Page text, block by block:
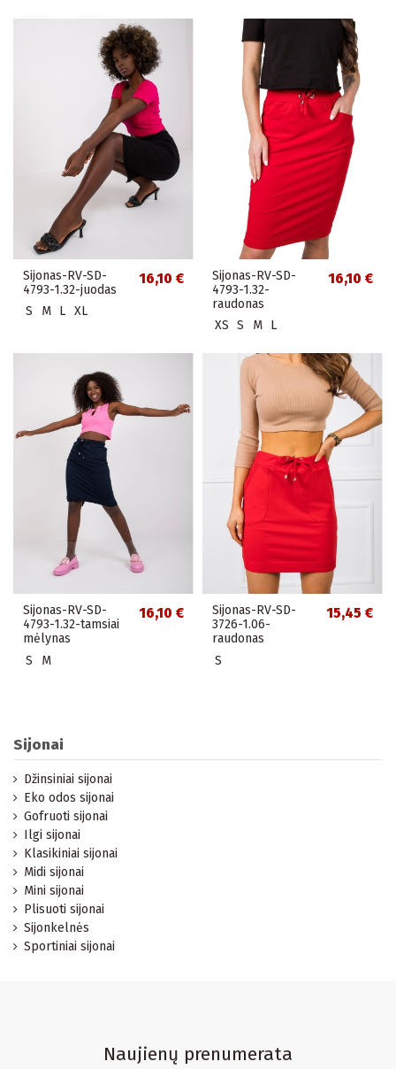
Sijonas-RV-SD-
4793-1.32-juodas
16,10 €
S M L XL
Sijonas-RV-SD-
4793-1.32-
raudonas
16,10 €
XS S M L
Sijonas-RV-SD-
4793-1.32-tamsiai
mėlynas
16,10 €
S M
Sijonas-RV-SD-
3726-1.06-
raudonas
15,45 €
S
Sijonai
Džinsiniai sijonai
Eko odos sijonai
Gofruoti sijonai
Ilgi sijonai
Klasikiniai sijonai
Midi sijonai
Mini sijonai
Plisuoti sijonai
Sijonkelnės
Sportiniai sijonai
Naujienų prenumerata